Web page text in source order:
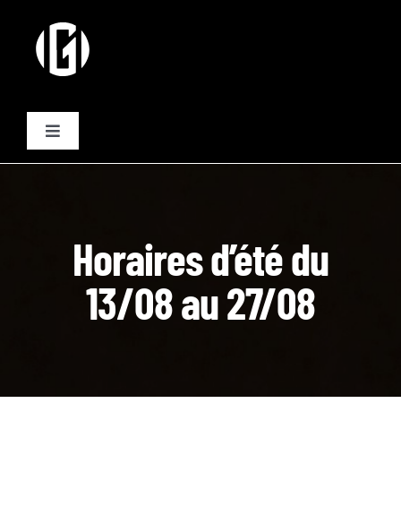
contenu
Toggle
Plannings
Horaires d’été du
13/08 au 27/08